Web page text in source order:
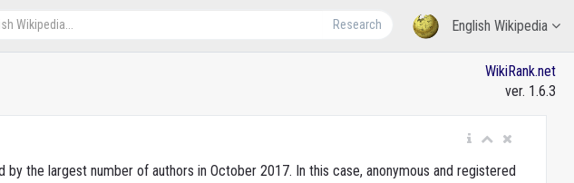
English Wikipedia
Research
WikiRank.net
ver. 1.6.3
the largest number of authors in October 2017. In this case, anonymous and registered